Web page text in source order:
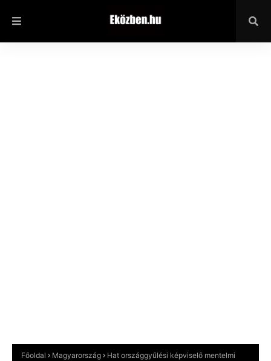
Főoldal Magyarország
Hat országgyűlési képviselő mentelmi